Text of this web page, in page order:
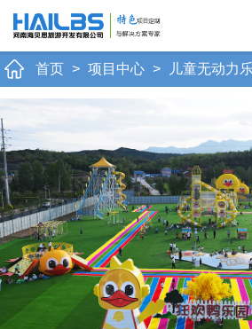
首页 > 项目中心 > 儿童无动力